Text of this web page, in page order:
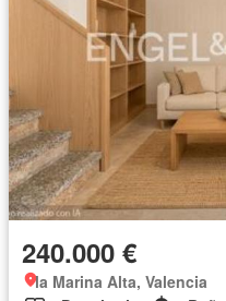
240.000 €
la Marina Alta, Valencia